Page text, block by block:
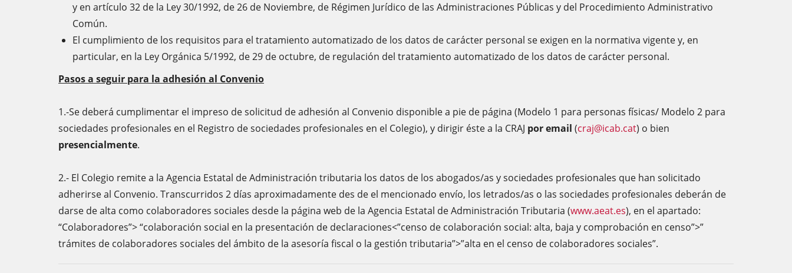
y en artículo 32 de la Ley 30/1992, de 26 de Noviembre, de Régimen Jurídico de las Administraciones Públicas y del Procedimiento Administrativo
Común.
El cumplimiento de los requisitos para el tratamiento automatizado de los datos de carácter personal se exigen en la normativa vigente y, en
particular, en la Ley Orgánica 5/1992, de 29 de octubre, de regulación del tratamiento automatizado de los datos de carácter personal.
Pasos a seguir para la adhesión al Convenio
1.-Se deberá cumplimentar el impreso de solicitud de adhesión al Convenio disponible a pie de página (Modelo 1 para personas físicas/ Modelo 2 para
sociedades profesionales en el Registro de sociedades profesionales en el Colegio), y dirigir éste a la CRAJ por email (craj@icab.cat) o bien
presencialmente.
2.- El Colegio remite a la Agencia Estatal de Administración tributaria los datos de los abogados/as y sociedades profesionales que han solicitado
adherirse al Convenio. Transcurridos 2 días aproximadamente des de el mencionado envío, los letrados/as o las sociedades profesionales deberán de
darse de alta como colaboradores sociales desde la página web de la Agencia Estatal de Administración Tributaria (www.aeat.es), en el apartado:
“Colaboradores”> “colaboración social en la presentación de declaraciones<”censo de colaboración social: alta, baja y comprobación en censo”>”
trámites de colaboradores sociales del ámbito de la asesoría fiscal o la gestión tributaria”>”alta en el censo de colaboradores sociales”.